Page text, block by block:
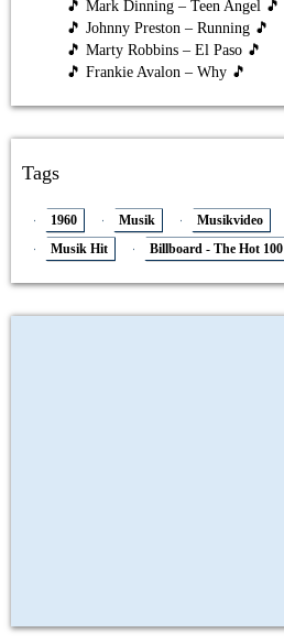
🎵 Mark Dinning – Teen Angel 🎵
🎵 Johnny Preston – Running 🎵
🎵 Marty Robbins – El Paso 🎵
🎵 Frankie Avalon – Why 🎵
Tags
1960 Musik Musikvideo
Musik Hit
Billboard - The Hot 100